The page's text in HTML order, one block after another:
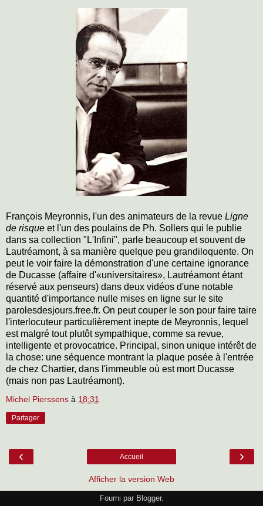
François Meyronnis, l'un des animateurs de la revue Ligne
de risque et l'un des poulains de Ph. Sollers qui le publie
dans sa collection "L'Infini", parle beaucoup et souvent de
Lautréamont, à sa manière quelque peu grandiloquente. On
peut le voir faire la démonstration d'une certaine ignorance
de Ducasse (affaire d'«universitaires», Lautréamont étant
réservé aux penseurs) dans deux vidéos d'une notable
quantité d'importance nulle mises en ligne sur le site
parolesdesjours.free.fr. On peut couper le son pour faire taire
l'interlocuteur particulièrement inepte de Meyronnis, lequel
est malgré tout plutôt sympathique, comme sa revue,
intelligente et provocatrice. Principal, sinon unique intérêt de
la chose: une séquence montrant la plaque posée à l'entrée
de chez Chartier, dans l'immeuble où est mort Ducasse
(mais non pas Lautréamont).
Michel Pierssens à 18:31
Partager
‹ ›
Accueil
Afficher la version Web
Fourni par Blogger.